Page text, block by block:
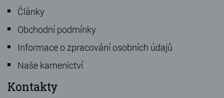
Články
Obchodní podmínky
Informace o zpracování osobních údajů
Naše kamenictví
Kontakty